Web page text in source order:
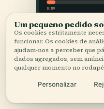
Um pequeno pedido
Os cookies estritamente
funcionar. Os cookies de
ajudam-nos a perceber que
dados agregados, sem
qualquer momento no
Personalizar